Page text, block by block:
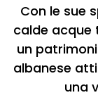
Con le sue
calde acque
un
albanese
una